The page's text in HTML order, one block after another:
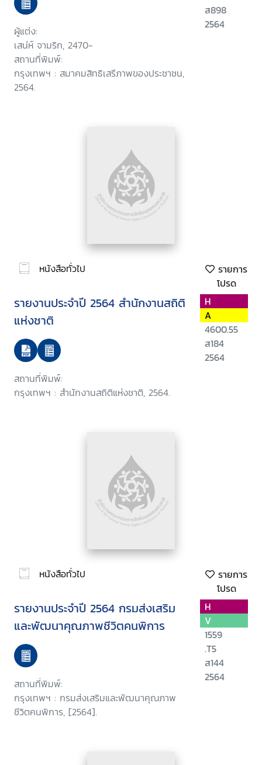
ผู้แต่ง:
เสน่ห์ จามริก, 2470-
สถานที่พิมพ์:
กรุงเทพฯ : สมาคมสิทธิเสรีภาพของประชาชน,
2564.
ส898
2564
หนังสือทั่วไป
รายการ
โปรด
รายงานประจำปี 2564 สำนักงานสถิติ
แห่งชาติ
สถานที่พิมพ์:
กรุงเทพฯ : สำนักงานสถิติแห่งชาติ, 2564.
H
A
4600.55
ส184
2564
หนังสือทั่วไป
รายการ
โปรด
รายงานประจำปี 2564 กรมส่งเสริม
และพัฒนาคุณภาพชีวิตคนพิการ
สถานที่พิมพ์:
กรุงเทพฯ : กรมส่งเสริมและพัฒนาคุณภาพ
ชีวิตคนพิการ, [2564].
H
V
1559
.T5
ส144
2564